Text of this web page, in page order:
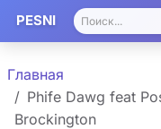
PESNI
Главная
Phife Dawg feat
Brockington